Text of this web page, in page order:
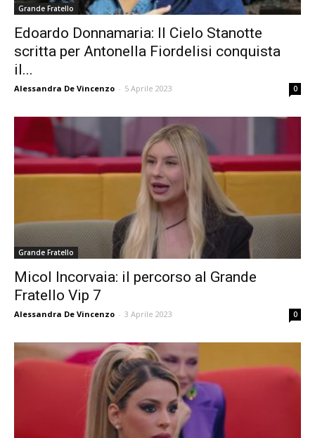
Grande Fratello
Edoardo Donnamaria: Il Cielo Stanotte
scritta per Antonella Fiordelisi conquista
il...
Alessandra De Vincenzo - 5 Aprile 2023 0
Grande Fratello
Micol Incorvaia: il percorso al Grande
Fratello Vip 7
Alessandra De Vincenzo - 3 Aprile 2023 0